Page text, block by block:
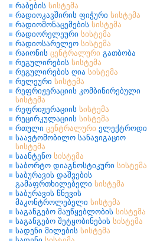
რაბების სისტემა
რადიოკავშირის ფიჭური სისტემა
რადიომონაცემების სისტემა
რადიორელეური სისტემა
რადიოსარელეო სისტემა
რაიონის ცენტრალური გათბობა
რეგულირების სისტემა
რეგულირების ღია სისტემა
რელეური სისტემა
რეფრიჟერაციის კომბინირებული
სისტემა
რეფრიჟერაციის სისტემა
რეცირკულაციის სისტემა
რთული ცენტრალური ელექტროდი
საავტომობილო სანავიგაციო
სისტემა
საანტენო სისტემა
საბორტო დიაგნოსტიკური სისტემა
საბურავის დაშვების
გამაფრთხილებელი სისტემა
საბურავის წნევის
მაკონტროლებელი სისტემა
საგანგებო მაუწყებლობის სისტემა
საგანგებო შეტყობინების სისტემა
სადენი მილების სისტემა